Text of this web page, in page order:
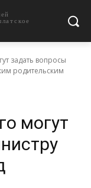
задать вопросы
родительским
могут